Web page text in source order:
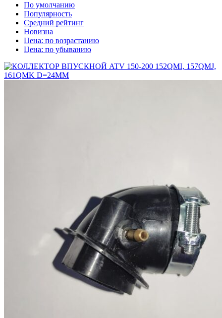
По умолчанию
Популярность
Средний рейтинг
Новизна
Цена: по возрастанию
Цена: по убыванию